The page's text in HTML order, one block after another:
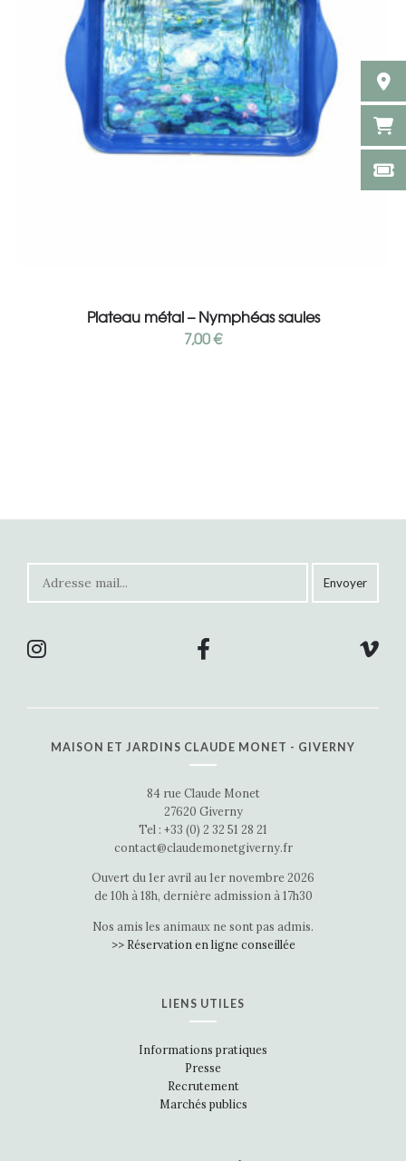
Plateau métal – Nymphéas saules
7,00€
MAISON ET JARDINS CLAUDE MONET - GIVERNY
84 rue Claude Monet
27620 Giverny
Tel : +33 (0) 2 32 51 28 21
contact@claudemonetgiverny.fr
Ouvert du 1er avril au 1er novembre 2026
de 10h à 18h, dernière admission à 17h30
Nos amis les animaux ne sont pas admis.
>> Réservation en ligne conseillée
LIENS UTILES
Informations pratiques
Presse
Recrutement
Marchés publics